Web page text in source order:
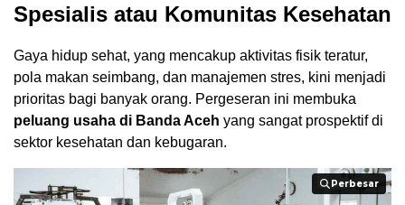
Spesialis atau Komunitas Kesehatan
Gaya hidup sehat, yang mencakup aktivitas fisik teratur,
pola makan seimbang, dan manajemen stres, kini menjadi
prioritas bagi banyak orang. Pergeseran ini membuka
peluang usaha di Banda Aceh yang sangat prospektif di
sektor kesehatan dan kebugaran.
Perbesar
Perbesar